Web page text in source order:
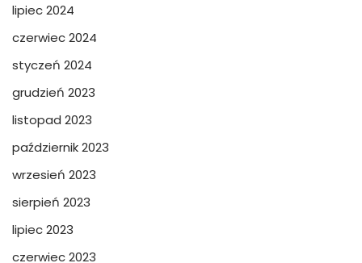
lipiec 2024
czerwiec 2024
styczeń 2024
grudzień 2023
listopad 2023
październik 2023
wrzesień 2023
sierpień 2023
lipiec 2023
czerwiec 2023